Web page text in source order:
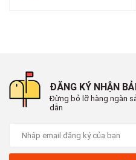
ĐĂNG KÝ NHẬN
Đừng bỏ lỡ hàng ngàn
dẫn